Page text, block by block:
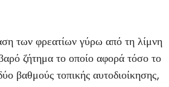
των φρεατίων γύρω από τη λίμνη
ζήτημα το οποίο αφορά τόσο το
βαθμούς τοπικής αυτοδιοίκησης,